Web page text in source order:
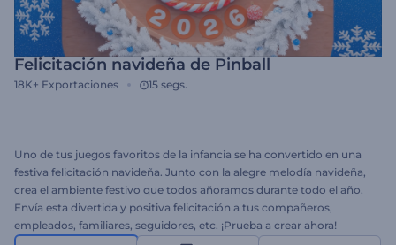
Felicitación navideña de Pinball
18K+ Exportaciones 15 segs.
Uno de tus juegos favoritos de la infancia se ha convertido en una
festiva felicitación navideña. Junto con la alegre melodía navideña,
crea el ambiente festivo que todos añoramos durante todo el año.
Envía esta divertida y positiva felicitación a tus compañeros,
empleados, familiares, seguidores, etc. ¡Prueba a crear ahora!